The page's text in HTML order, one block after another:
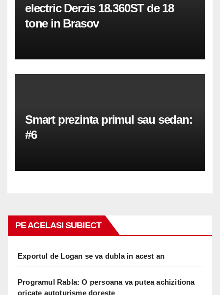
electric Derzis 18.360ST de 18
tone in Brasov
Smart prezinta primul sau sedan:
#6
PE ACELASI SUBIECT
Exportul de Logan se va dubla in acest an
Programul Rabla: O persoana va putea achizitiona
oricate autoturisme doreste